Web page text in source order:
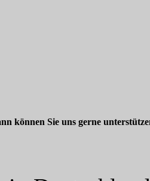
können Sie uns gerne